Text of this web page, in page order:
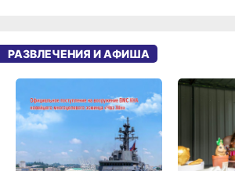
РАЗВЛЕЧЕНИЯ И АФИША